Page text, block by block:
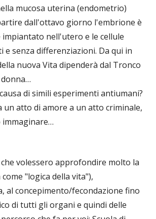
mucosa uterina (endometrio)
dall'ottavo giorno l'embrione è
nell'utero e le cellule
senza differenziazioni. Da qui in
nuova Vita dipenderà dal Tronco
donna…
di simili esperimenti antiumani?
un atto di amore a un atto criminale,
immaginare…
che volessero approfondire molto la
"logica della vita"),
al concepimento/fecondazione fino
di tutti gli organi e quindi delle